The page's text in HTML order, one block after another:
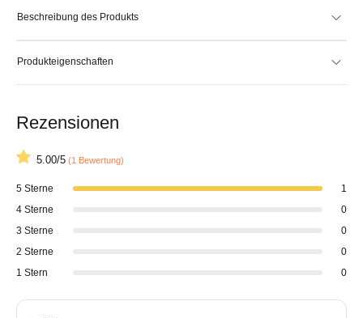
Beschreibung des Produkts
Produkteigenschaften
Rezensionen
5.00/5 (1 Bewertung)
5 Sterne
1
4 Sterne
0
3 Sterne
0
2 Sterne
0
1 Stern
0